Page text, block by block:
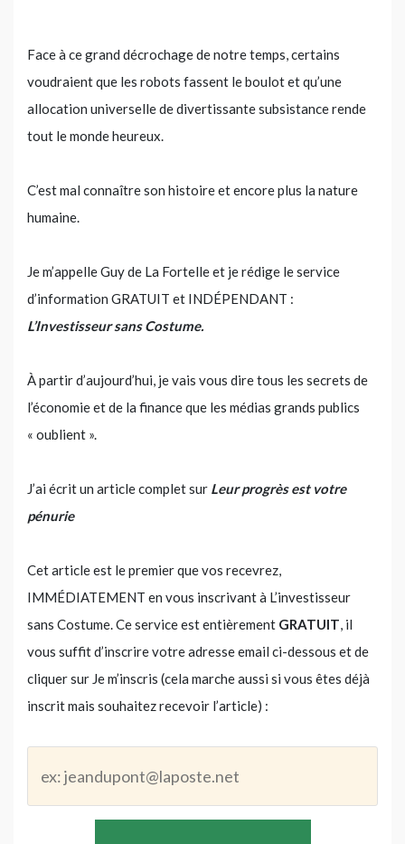
Face à ce grand décrochage de notre temps, certains
voudraient que les robots fassent le boulot et qu’une
allocation universelle de divertissante subsistance rende
tout le monde heureux.
C’est mal connaître son histoire et encore plus la nature
humaine.
Je m’appelle Guy de La Fortelle et je rédige le service
d’information GRATUIT et INDÉPENDANT :
L’Investisseur sans Costume.
À partir d’aujourd’hui, je vais vous dire tous les secrets de
l’économie et de la finance que les médias grands publics
« oublient ».
J’ai écrit un article complet sur Leur progrès est votre
pénurie
Cet article est le premier que vos recevrez,
IMMÉDIATEMENT en vous inscrivant à L’investisseur
sans Costume. Ce service est entièrement GRATUIT, il
vous suffit d’inscrire votre adresse email ci-dessous et de
cliquer sur Je m’inscris (cela marche aussi si vous êtes déjà
inscrit mais souhaitez recevoir l’article) :